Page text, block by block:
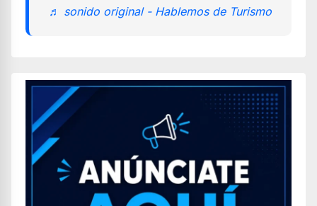
♬ sonido original - Hablemos de Turismo